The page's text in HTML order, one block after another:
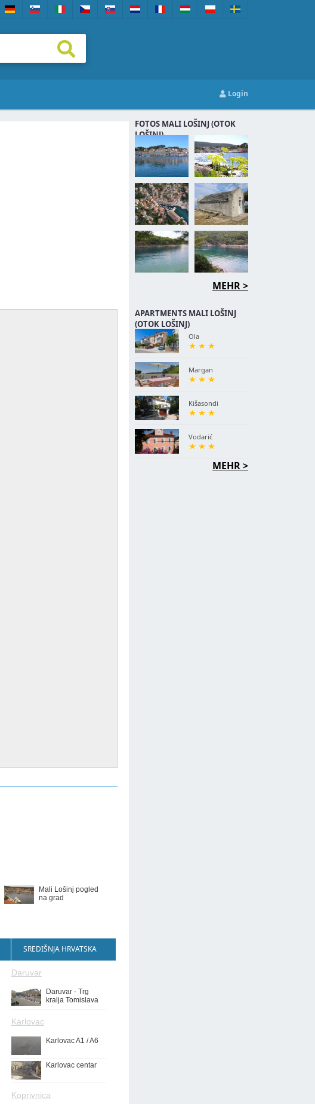
Login
Mali Lošinj pogled
na grad
SREDIŠNJA HRVATSKA
Daruvar
Daruvar - Trg
kralja Tomislava
Karlovac
Karlovac A1 / A6
Karlovac centar
Koprivnica
FOTOS MALI LOŠINJ (OTOK
LOŠINJ)
MEHR >
APARTMENTS MALI LOŠINJ
(OTOK LOŠINJ)
Ola
Margan
Kišasondi
Vodarić
MEHR >